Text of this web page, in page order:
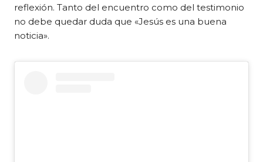
reflexión. Tanto del encuentro como del testimonio
no debe quedar duda que «Jesús es una buena
noticia».